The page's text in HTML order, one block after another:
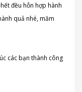
đều hỗn hợp hành
quả nhé, măm
các bạn thành công